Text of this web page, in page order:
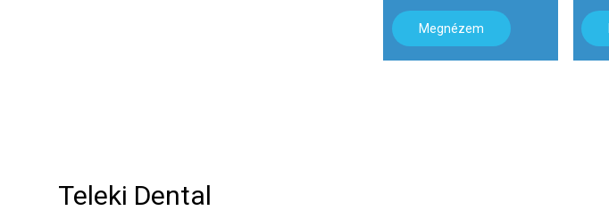
Megnézem
Teleki Dental